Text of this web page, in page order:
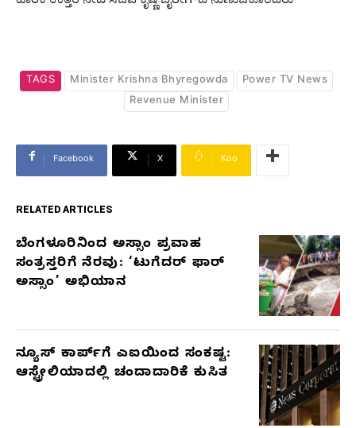
TAGS Minister Krishna Bhyregowda
Power TV News
Revenue Minister
Facebook X Koo
RELATED ARTICLES
RELATED
ARTICLES
ಬೆಂಗಳೂರಿನಿಂದ ಅಸ್ಸಾಂ ಪ್ರವಾಹ
ಸಂತ್ರಸ್ತರಿಗೆ ನೆರವು: ‘ಟುಗೆದರ್ ಫಾರ್
ಅಸ್ಸಾಂ’ ಅಭಿಯಾನ
ನ್ಯೂಸ್ ಕಾರ್ಪ್‌ಗೆ ಎಐಯಿಂದ ಸಂಕಷ್ಟ:
ಆಸ್ಟ್ರೇಲಿಯಾದಲ್ಲಿ ಚಂದಾದಾರಿಕೆ ಕುಸಿತ